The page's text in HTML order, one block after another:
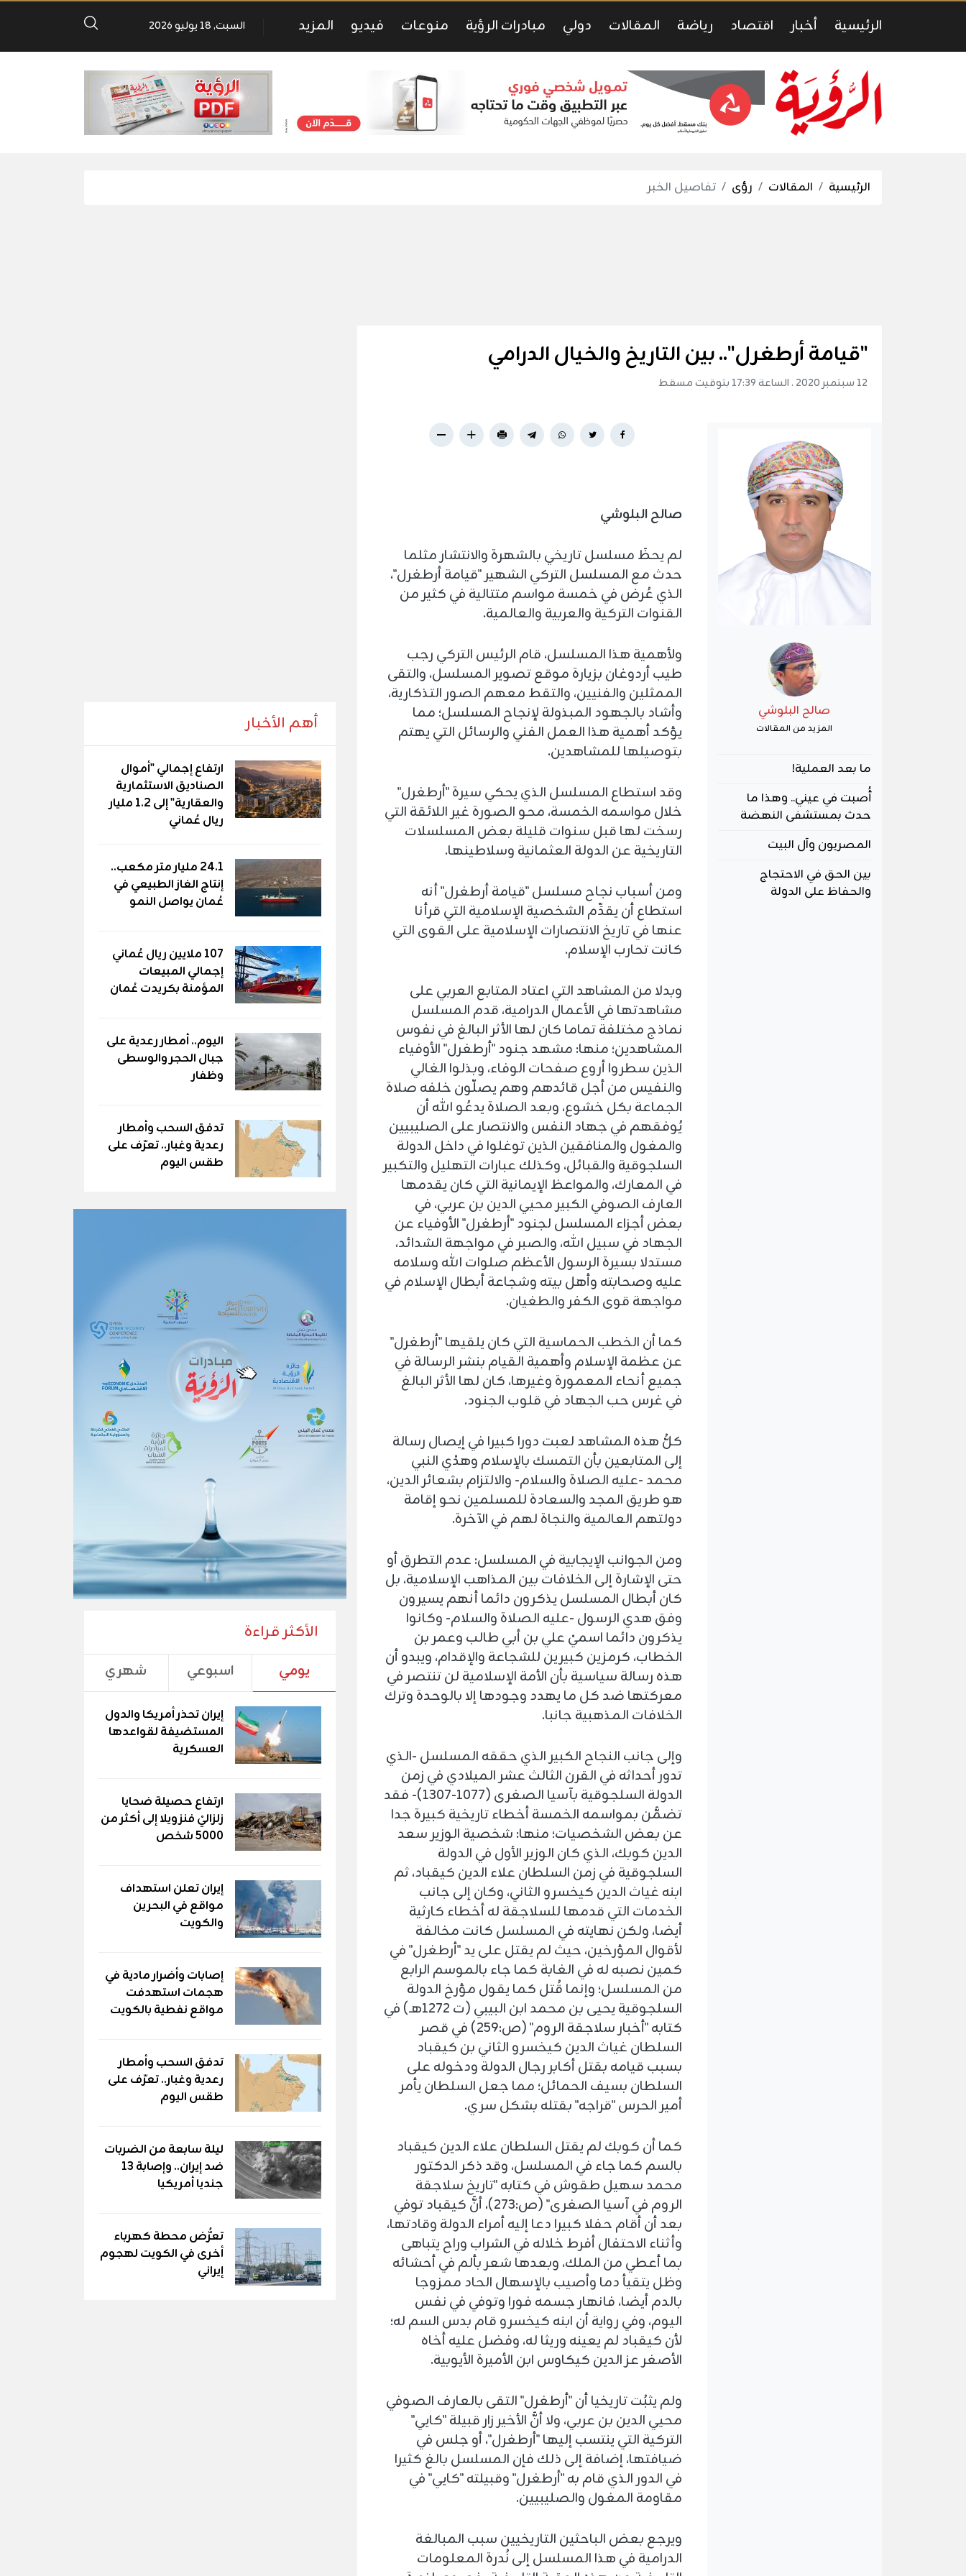
الرئيسية أخبار اقتصاد رياضة المقالات دولي مبادرات الرؤية منوعات فيديو المزيد السبت, 18 يوليو 2026
الرئيسية المقالات رؤى تفاصيل الخبر
"قيامة أرطغرل".. بين التاريخ والخيال الدرامي
12 سبتمبر 2020 . الساعة 17:39 بتوقيت مسقط
صالح البلوشي
المزيد من المقالات
ما بعد العملية!
أُصبت في عيني.. وهذا ما
حدث بمستشفى النهضة
المصريون وآل البيت
بين الحق في الاحتجاج
والحفاظ على الدولة
صالح البلوشي
لم يحظَ مسلسل تاريخي بالشهرة والانتشار مثلما
حدث مع المسلسل التركي الشهير "قيامة أرطغرل"،
الذي عُرض في خمسة مواسم متتالية في كثير من
القنوات التركية والعربية والعالمية.
ولأهمية هذا المسلسل، قام الرئيس التركي رجب
طيب أردوغان بزيارة موقع تصوير المسلسل، والتقى
الممثلين والفنيين، والتقط معهم الصور التذكارية،
وأشاد بالجهود المبذولة لإنجاح المسلسل؛ مما
يؤكد أهمية هذا العمل الفني والرسائل التي يهتم
بتوصيلها للمشاهدين.
وقد استطاع المسلسل الذي يحكي سيرة "أرطغرل"
خلال مواسمه الخمسة، محو الصورة غير اللائقة التي
رسخت لها قبل سنوات قليلة بعض المسلسلات
التاريخية عن الدولة العثمانية وسلاطينها.
ومن أسباب نجاح مسلسل "قيامة أرطغرل" أنه
استطاع أن يقدِّم الشخصية الإسلامية التي قرأنا
عنها في تاريخ الانتصارات الإسلامية على القوى التي
كانت تحارب الإسلام.
وبدلا من المشاهد التي اعتاد المتابع العربي على
مشاهدتها في الأعمال الدرامية، قدم المسلسل
نماذج مختلفة تماما كان لها الأثر البالغ في نفوس
المشاهدين؛ منها: مشهد جنود "أرطغرل" الأوفياء
الذين سطروا أروع صفحات الوفاء، وبذلوا الغالي
والنفيس من أجل قائدهم وهم يصلّون خلفه صلاة
الجماعة بكل خشوع، وبعد الصلاة يدعُو الله أن
يُوفقهم في جهاد النفس والانتصار على الصليبيين
والمغول والمنافقين الذين توغلوا في داخل الدولة
السلجوقية والقبائل، وكذلك عبارات التهليل والتكبير
في المعارك، والمواعظ الإيمانية التي كان يقدمها
العارف الصوفي الكبير محيي الدين بن عربي، في
بعض أجزاء المسلسل لجنود "أرطغرل" الأوفياء عن
الجهاد في سبيل الله، والصبر في مواجهة الشدائد،
مستدلا بسيرة الرسول الأعظم صلوات الله وسلامه
عليه وصحابته وأهل بيته وشجاعة أبطال الإسلام في
مواجهة قوى الكفر والطغيان.
كما أن الخطب الحماسية التي كان يلقيها "أرطغرل"
عن عظمة الإسلام وأهمية القيام بنشر الرسالة في
جميع أنحاء المعمورة وغيرها، كان لها الأثر البالغ
في غرس حب الجهاد في قلوب الجنود.
كلُّ هذه المشاهد لعبت دورا كبيرا في إيصال رسالة
إلى المتابعين بأن التمسك بالإسلام وهدْي النبي
محمد -عليه الصلاة والسلام- والالتزام بشعائر الدين،
هو طريق المجد والسعادة للمسلمين نحو إقامة
دولتهم العالمية والنجاة لهم في الآخرة.
ومن الجوانب الإيجابية في المسلسل: عدم التطرق أو
حتى الإشارة إلى الخلافات بين المذاهب الإسلامية، بل
كان أبطال المسلسل يذكرون دائما أنهم يسيرون
وفق هدي الرسول -عليه الصلاة والسلام- وكانوا
يذكرون دائما اسميْ علي بن أبي طالب وعمر بن
الخطاب، كرمزين كبيرين للشجاعة والإقدام، ويبدو أن
هذه رسالة سياسية بأن الأمة الإسلامية لن تنتصر في
معركتها ضد كل ما يهدد وجودها إلا بالوحدة وترك
الخلافات المذهبية جانبا.
وإلى جانب النجاح الكبير الذي حققه المسلسل -الذي
تدور أحداثه في القرن الثالث عشر الميلادي في زمن
الدولة السلجوقية بآسيا الصغرى (1077-1307)- فقد
تضمَّن بمواسمه الخمسة أخطاء تاريخية كبيرة جدا
عن بعض الشخصيات؛ منها: شخصية الوزير سعد
الدين كوبك، الذي كان الوزير الأول في الدولة
السلجوقية في زمن السلطان علاء الدين كيقباد، ثم
ابنه غياث الدين كيخسرو الثاني، وكان إلى جانب
الخدمات التي قدمها للسلاجقة له أخطاء كارثية
أيضا، ولكن نهايته في المسلسل كانت مخالفة
لأقوال المؤرخين، حيث لم يقتل على يد "أرطغرل" في
كمين نصبه له في الغابة كما جاء بالموسم الرابع
من المسلسل؛ وإنما قُتل كما يقول مؤرخ الدولة
السلجوقية يحيى بن محمد ابن البيبي (ت 1272هـ) في
كتابه "أخبار سلاجقة الروم" (ص:259) في قصر
السلطان غياث الدين كيخسرو الثاني بن كيقباد
بسبب قيامه بقتل أكابر رجال الدولة ودخوله على
السلطان بسيف الحمائل؛ مما جعل السلطان يأمر
أمير الحرس "قراجه" بقتله بشكل سري.
كما أن كوبك لم يقتل السلطان علاء الدين كيقباد
بالسم كما جاء في المسلسل، وقد ذكر الدكتور
محمد سهيل طقوش في كتابه "تاريخ سلاجقة
الروم في آسيا الصغرى" (ص:273)، أنَّ كيقباد توفي
بعد أن أقام حفلا كبيرا دعا إليه أمراء الدولة وقادتها،
وأثناء الاحتفال أفرط خلاله في الشراب وراح يتباهى
بما أعطي من الملك، وبعدها شعر بألم في أحشائه
وظل يتقيأ دما وأصيب بالإسهال الحاد ممزوجا
بالدم أيضا، فانهار جسمه فورا وتوفي في نفس
اليوم، وفي رواية أن ابنه كيخسرو قام بدس السم له؛
لأن كيقباد لم يعينه وريثا له، وفضل عليه أخاه
الأصغر عز الدين كيكاوس ابن الأميرة الأيوبية.
ولم يثبُت تاريخيا أن "أرطغرل" التقى بالعارف الصوفي
محيي الدين بن عربي، ولا أنَّ الأخير زار قبيلة "كايي"
التركية التي ينتسب إليها "أرطغرل"، أو جلس في
ضيافتها، إضافة إلى ذلك فإن المسلسل بالغ كثيرا
في الدور الذي قام به "أرطغرل" وقبيلته "كايي" في
مقاومة المغول والصليبيين.
ويرجع بعض الباحثين التاريخيين سبب المبالغة
الدرامية في هذا المسلسل إلى نُدرة المعلومات
أهم الأخبار
ارتفاع إجمالي "أموال
الصناديق الاستثمارية
والعقارية" إلى 1.2 مليار
ريال عُماني
24.1 مليار متر مكعب..
إنتاج الغاز الطبيعي في
عُمان يواصل النمو
107 ملايين ريال عُماني
إجمالي المبيعات
المؤمنة بكريدت عُمان
اليوم.. أمطار رعدية على
جبال الحجر والوسطى
وظفار
تدفق السحب وأمطار
رعدية وغبار.. تعرّف على
طقس اليوم
الأكثر قراءة
يومي اسبوعي شهري
إيران تحذر أمريكا والدول
المستضيفة لقواعدها
العسكرية
ارتفاع حصيلة ضحايا
زلزاليْ فنزويلا إلى أكثر من
5000 شخص
إيران تعلن استهداف
مواقع في البحرين
والكويت
إصابات وأضرار مادية في
هجمات استهدفت
مواقع نفطية بالكويت
تدفق السحب وأمطار
رعدية وغبار.. تعرّف على
طقس اليوم
ليلة سابعة من الضربات
ضد إيران.. وإصابة 13
جنديا أمريكيا
تعرُّض محطة كهرباء
أخرى في الكويت لهجوم
إيراني